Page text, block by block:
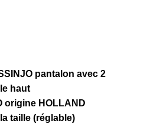
pantalon avec 2
haut
origine HOLLAND
taille (réglable)